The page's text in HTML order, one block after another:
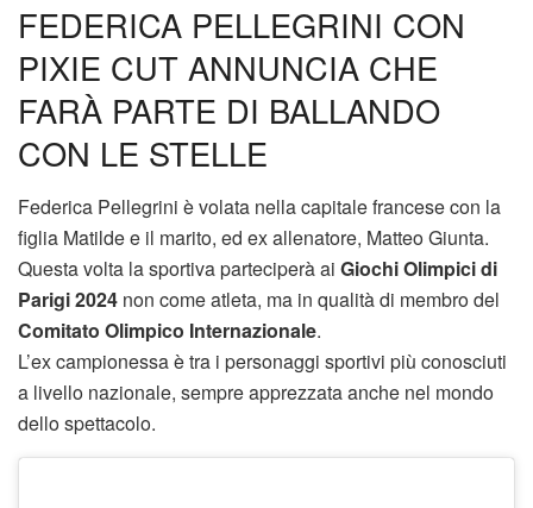
FEDERICA PELLEGRINI CON
PIXIE CUT ANNUNCIA CHE
FARÀ PARTE DI BALLANDO
CON LE STELLE
Federica Pellegrini è volata nella capitale francese con la
figlia Matilde e il marito, ed ex allenatore, Matteo Giunta.
Questa volta la sportiva parteciperà ai Giochi Olimpici di
Parigi 2024 non come atleta, ma in qualità di membro del
Comitato Olimpico Internazionale.
L’ex campionessa è tra i personaggi sportivi più conosciuti
a livello nazionale, sempre apprezzata anche nel mondo
dello spettacolo.